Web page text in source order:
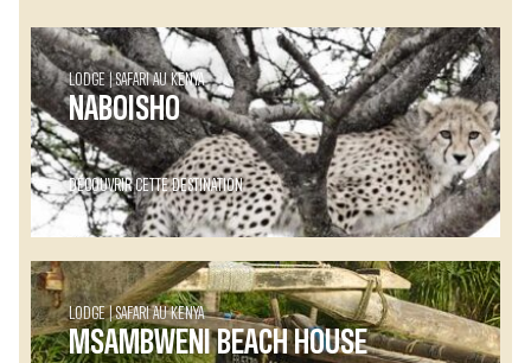
LODGE SAFARI AU KENYA
NABOISHO
DÉCOUVRIR CETTE DESTINATION
LODGE SAFARI AU KENYA
MSAMBWENI BEACH HOUSE